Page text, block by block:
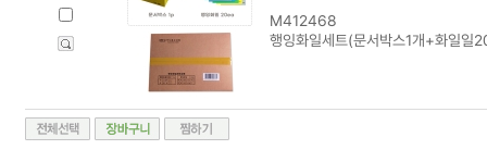
M412468
행잉화일세트(문서박스1개+화일일